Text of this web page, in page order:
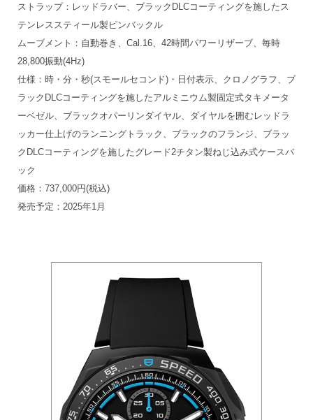
ストラップ：レッドラバー、ブラックDLCコーティングを施したス
テンレススティール製ピンバックル
ムーブメント：自動巻き、Cal.16、42時間パワーリザーブ、毎時
28,800振動(4Hz)
仕様：時・分・秒(スモールセコンド)・日付表示、クロノグラフ、ブ
ラックDLCコーティングを施したアルミニウム製固定式タキメータ
ーベゼル、ブラックオパーリンダイヤル、ダイヤルを囲むレッドラ
ッカー仕上げのランニングトラック、ブラックのフランジ、ブラッ
クDLCコーティングを施したグレード2チタン製ねじ込み式ケースバ
ック
価格：737,000円(税込)
発売予定：2025年1月